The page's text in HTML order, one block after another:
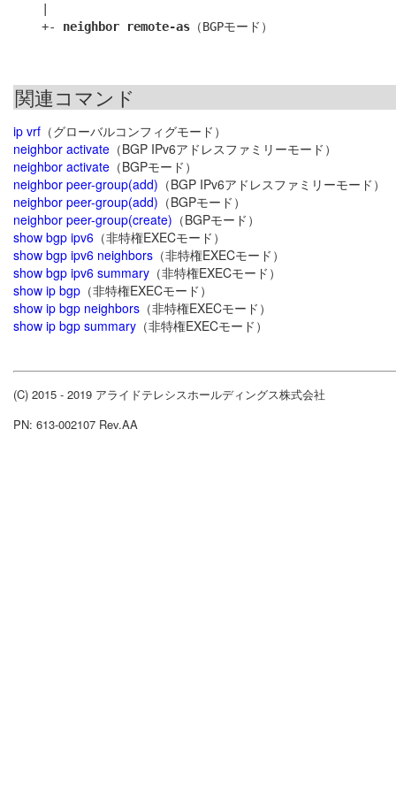
    +-
neighbor remote-as
関連コマンド
ip vrf （グローバルコンフィグモード）
neighbor activate （BGP IPv6アドレスファミリーモード）
neighbor activate （BGPモード）
neighbor peer-group(add) （BGP IPv6アドレスファミリーモード）
neighbor peer-group(add) （BGPモード）
neighbor peer-group(create) （BGPモード）
show bgp ipv6 （非特権EXECモード）
show bgp ipv6 neighbors （非特権EXECモード）
show bgp ipv6 summary （非特権EXECモード）
show ip bgp （非特権EXECモード）
show ip bgp neighbors （非特権EXECモード）
show ip bgp summary （非特権EXECモード）
(C) 2015 - 2019 アライドテレシスホールディングス株式会社
PN: 613-002107 Rev.AA